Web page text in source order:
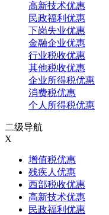
高新技术优惠
民政福利优惠
下岗失业优惠
金融企业优惠
行业税收优惠
其他税收优惠
企业所得税优惠
消费税优惠
个人所得税优惠
二级导航
X
增值税优惠
残疾人优惠
西部税收优惠
高新技术优惠
民政福利优惠